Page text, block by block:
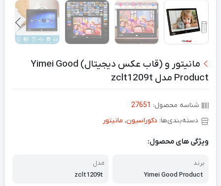
مانیتور و (قاب عکس دیجیتال) Yimei Good
Product مدل zclt1209t
شناسه محصول: 27651
دسته‌بندی‌ها: دکوراسیون, مانیتور
ویژگی های محصول:
برند
Yimei Good Product
مدل
zclt1209t